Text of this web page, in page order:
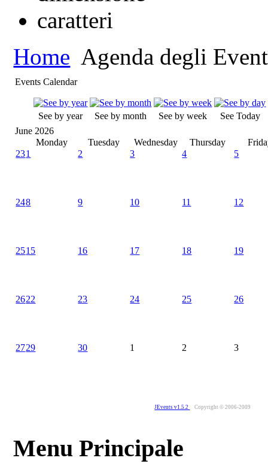
Home Agenda degli
Events Calendar
See by year See by month See by week
See Today
June 2026
Monday
Tuesday Wednesday Thursday
231 2 3 4 5
248 9 10 11 12
2515 16 17 18 19
2622 23 24 25 26
2729 30 1 2 3
JEvents v1.5.2 Copyright © 2006-2009
Menu Principale